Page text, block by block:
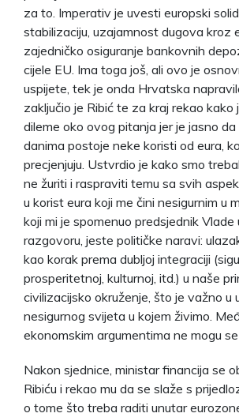
za to. Imperativ je uvesti europski
stabilizaciju, uzajamnost dugova kroz
zajedničko osiguranje bankovnih
cijele EU. Ima toga još, ali ovo je
uspijete, tek je onda Hrvatska
zaključio je Ribić te za kraj rekao kako
dileme oko ovog pitanja jer je jasno da
danima postoje neke koristi od eura,
precjenjuju. Ustvrdio je kako smo
ne žuriti i raspraviti temu sa svih
u korist eura koji me čini nesigurnim u
koji mi je spomenuo predsjednik Vlade
razgovoru, jeste političke naravi:
kao korak prema dubljoj integraciji
prosperitetnoj, kulturnoj, itd.) u naše
civilizacijsko okruženje, što je važno u
nesigurnog svijeta u kojem živimo.
ekonomskim argumentima ne mogu se
Nakon sjednice, ministar financija se
Ribiću i rekao mu da se slaže s
o tome što treba raditi unutar